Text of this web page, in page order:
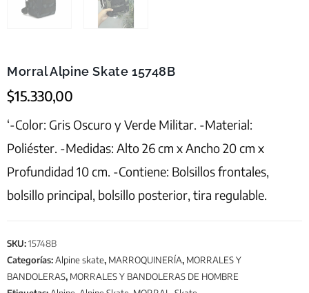
Morral Alpine Skate 15748B
$15.330,00
‘-Color: Gris Oscuro y Verde Militar. -Material:
Poliéster. -Medidas: Alto 26 cm x Ancho 20 cm x
Profundidad 10 cm. -Contiene: Bolsillos frontales,
bolsillo principal, bolsillo posterior, tira regulable.
SKU:15748B
Categorías:Alpine skate, MARROQUINERÍA, MORRALES Y
BANDOLERAS, MORRALES Y BANDOLERAS DE HOMBRE